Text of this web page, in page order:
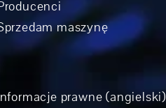
maszynę
prawne (angielski)